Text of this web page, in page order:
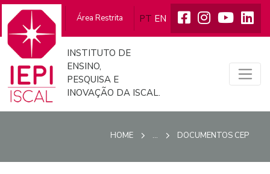
A Iscal Área Restrita PT EN
INSTITUTO DE
ENSINO,
PESQUISA E
INOVAÇÃO DA ISCAL.
HOME ... DOCUMENTOS CEP